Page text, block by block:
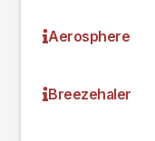
Aerosphere
Breezehaler